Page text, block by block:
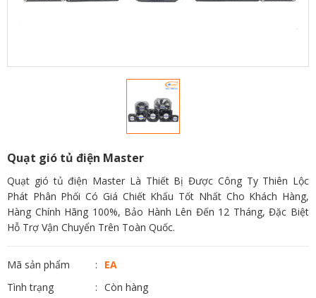
Quạt gió tủ điện Master
Quạt gió tủ điện Master Là Thiết Bị Được Công Ty Thiên Lộc
Phát Phân Phối Có Giá Chiết Khấu Tốt Nhất Cho Khách Hàng,
Hàng Chính Hãng 100%, Bảo Hành Lên Đến 12 Tháng, Đặc Biệt
Hỗ Trợ Vận Chuyển Trên Toàn Quốc.
Mã sản phẩm
EA
Tình trạng
Còn hàng